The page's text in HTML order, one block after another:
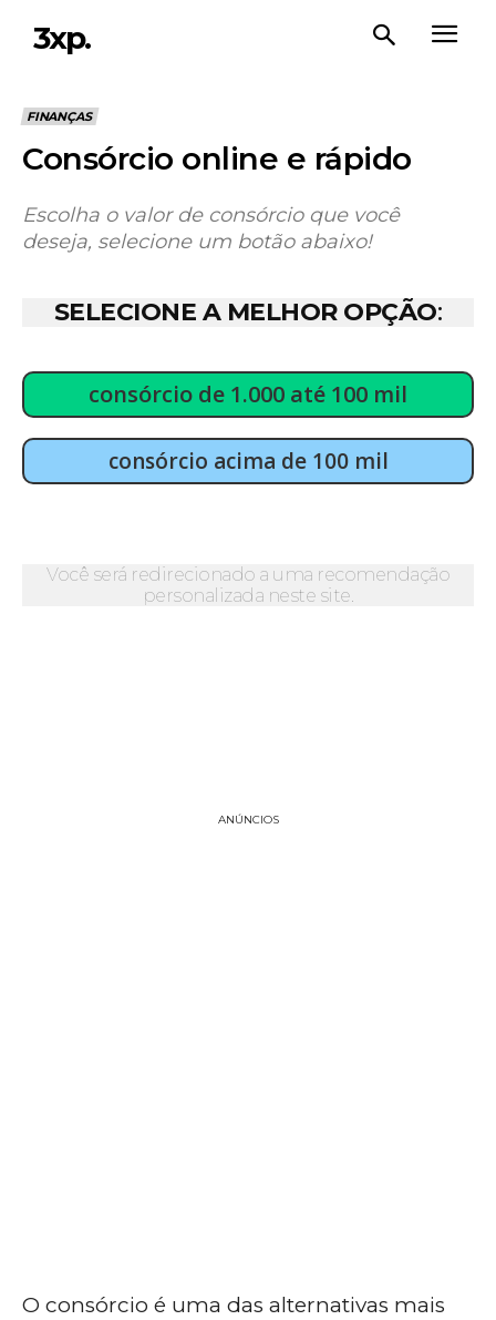
3xp.
FINANÇAS
Consórcio online e rápido
Escolha o valor de consórcio que você
deseja, selecione um botão abaixo!
SELECIONE A MELHOR OPÇÃO:
consórcio de 1.000 até 100 mil
consórcio acima de 100 mil
Você será redirecionado a uma recomendação
personalizada neste site.
ANÚNCIOS
O consórcio é uma das alternativas mais